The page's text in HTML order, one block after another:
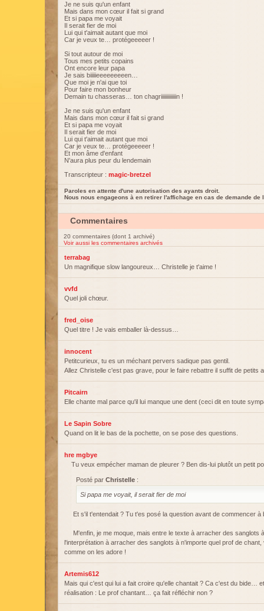
Je ne suis qu'un enfant
Mais dans mon cœur il fait si grand
Et si papa me voyait
Il serait fier de moi
Lui qui t'aimait autant que moi
Car je veux te… protégeeeeer !
Si tout autour de moi
Tous mes petits copains
Ont encore leur papa
Je sais biiiiieeeeeeeeen…
Que moi je n'ai que toi
Pour faire mon bonheur
Demain tu chasseras… ton chagriiiiiiiiiiiiin !
Je ne suis qu'un enfant
Mais dans mon cœur il fait si grand
Et si papa me voyait
Il serait fier de moi
Lui qui t'aimait autant que moi
Car je veux te… protégeeeeer !
Et mon âme d'enfant
N'aura plus peur du lendemain
Transcripteur : magic-bretzel
Paroles en attente d'une autorisation des ayants droit.
Nous nous engageons à en retirer l'affichage en cas de demande de
Commentaires
20 commentaires (dont 1 archivé)
Voir aussi les commentaires archivés
terrabag
Un magnifique slow langoureux… Christelle je t'aime !
vvfd
Quel joli chœur.
fred_oise
Quel titre ! Je vais emballer là-dessus…
innocent
Petitcurieux, tu es un méchant pervers sadique pas gentil.
Allez Christelle c'est pas grave, pour le faire rebattre il suffit de petits
Pitcairn
Elle chante mal parce qu'il lui manque une dent (ceci dit en toute
Le Sapin Sobre
Quand on lit le bas de la pochette, on se pose des questions.
hre mgbye
Tu veux empécher maman de pleurer ? Ben dis-lui plutôt un petit
Posté par Christelle :
Si papa me voyait, il serait fier de moi
Et s'il t'entendait ? Tu t'es posé la question avant de commencer à
M'enfin, je me moque, mais entre le texte à arracher des sanglots
l'interprétation à arracher des sanglots à n'importe quel prof de
comme on les adore !
Artemis612
Mais qui c'est qui lui a fait croire qu'elle chantait ? Ca c'est du bide…
réalisation : Le prof chantant… ça fait réfléchir non ?